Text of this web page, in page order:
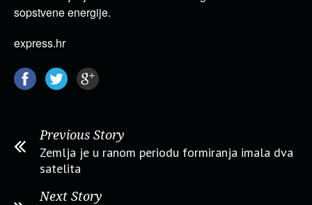
sopstvene energije.
express.hr
Previous Story
Zemlja je u ranom periodu formiranja imala dva
satelita
Next Story